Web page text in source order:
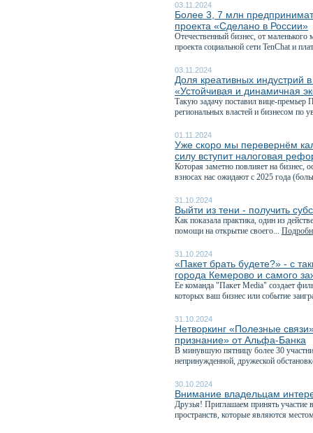
03.11.2024
Более 3, 7 млн
проекта «Сделано в России»
Отечественный бизнес, от
проекта социальной сети TenChat и
03.11.2024
Доля креативных индустрий
«Устойчивая и динамичная
Такую задачу поставил вице-премьер
региональных властей и бизнесом по
01.11.2024
Уже скоро мы перевернём
силу вступит налоговая
Которая заметно повлияет на
взносах нас ожидают с 2025 года
31.10.2024
Выйти из тени - получить
Как показала практика, один из
помощи на открытие своего...
31.10.2024
«Пакет брать будете?» - с
города Кемерово и самого
Ее команда "Пакет Media" создает
которых ваш бизнес или событие
31.10.2024
Нетворкинг «Полезные
признание» от Альфа-Банка
В минувшую пятницу более 30
непринужденной, дружеской
30.10.2024
Внимание владельцам
Друзья! Приглашаем принять
пространств, которые являются